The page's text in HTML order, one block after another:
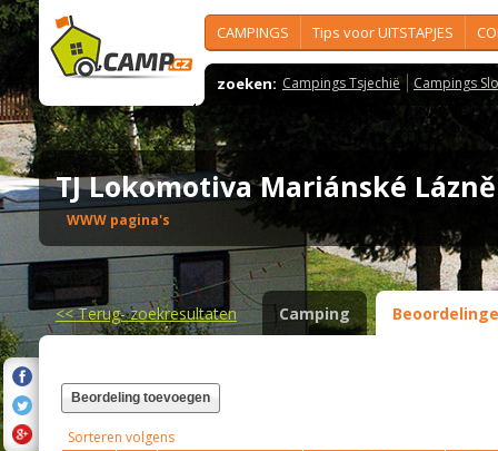
CAMPINGS Tips voor UITSTAPJES
zoeken: Campings Tsjechië Campings
TJ Lokomotiva Mariánské
WWW pagina's
<<Terug- zoekresultaten Camping
Beordeling toevoegen
Sorteren volgens